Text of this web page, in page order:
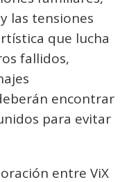
las tensiones
que lucha
fallidos,
encontrar
para evitar
entre ViX